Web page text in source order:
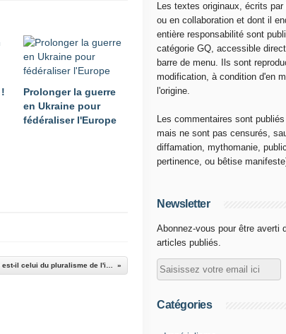
Prolonger la guerre
en Ukraine pour
fédéraliser l'Europe
Les textes originaux, écrits par
ou en collaboration et dont il
entière responsabilité sont
catégorie GQ, accessible
barre de menu. Ils sont
modification, à condition d'en
l'origine.
Les commentaires sont
mais ne sont pas censurés,
diffamation, mythomanie,
pertinence, ou bêtise
Newsletter
Abonnez-vous pour être averti
articles publiés.
Catégories